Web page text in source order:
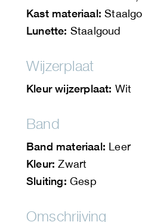
Kast materiaal:
Lunette: Staalgoud
Wijzerplaat
Kleur wijzerplaat: Wit
Band
Band materiaal: Leer
Kleur: Zwart
Sluiting: Gesp
Omschrijving